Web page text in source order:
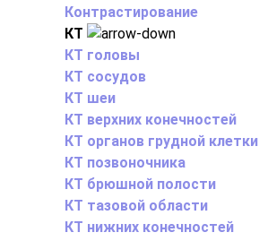
Контрастирование
КТ
КТ головы
КТ сосудов
КТ шеи
КТ верхних конечностей
КТ органов грудной клетки
КТ позвоночника
КТ брюшной полости
КТ тазовой области
КТ нижних конечностей